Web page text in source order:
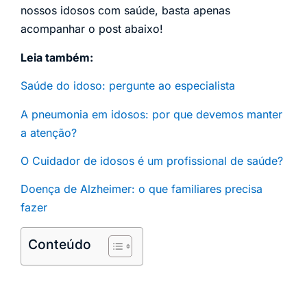
nossos idosos com saúde, basta apenas
acompanhar o post abaixo!
Leia também:
Saúde do idoso: pergunte ao especialista
A pneumonia em idosos: por que devemos manter
a atenção?
O Cuidador de idosos é um profissional de saúde?
Doença de Alzheimer: o que familiares precisa
fazer
Conteúdo